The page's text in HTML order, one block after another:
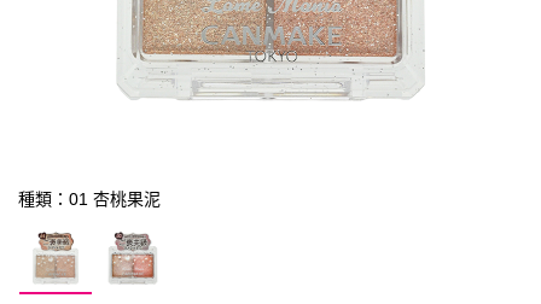
種類：01 杏桃果泥